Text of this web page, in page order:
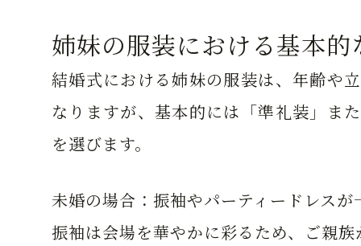
姉妹の服装における基本的
結婚式における姉妹の服装は、年齢や
なりますが、基本的には「準礼装」ま
を選びます。
未婚の場合： 振袖やパーティードレスが
振袖は会場を華やかに彩るため、ご親